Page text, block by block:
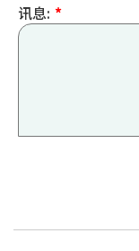
讯息: *